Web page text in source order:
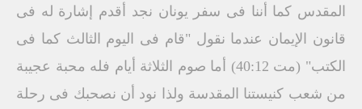
المقدس كما أننا فى سفر يونان نجد أقدم إشارة له فى
قانون الإيمان عندما نقول "قام فى اليوم الثالث كما فى
الكتب" (مت 40:12) أما صوم الثلاثة أيام فله محبة عجيبة
من شعب كنيستنا المقدسة ولذا نود أن نصحبك فى رحلة